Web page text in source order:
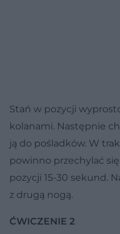
Stań w pozycji
kolanami. Następnie
ją do pośladków. W
powinno przechylać
pozycji 15-30 sekund.
z drugą nogą.
ĆWICZENIE 2